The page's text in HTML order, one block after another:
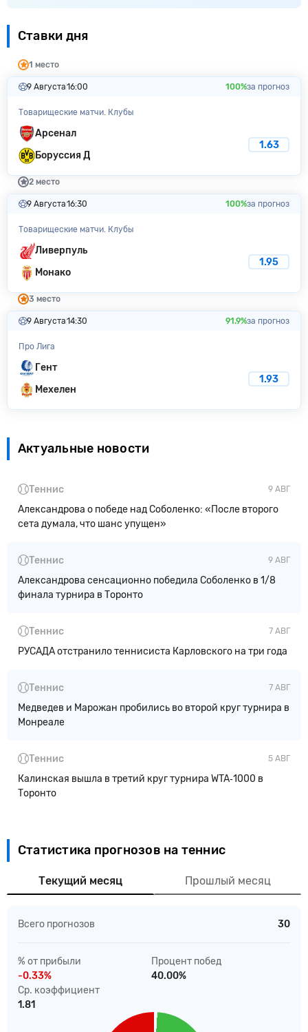
Ставки дня
1 место
9 Августа16:00 100%за прогноз
Товарищеские матчи. Клубы
Арсенал
Боруссия Д
1.63
2 место
9 Августа16:30 100%за прогноз
Товарищеские матчи. Клубы
Ливерпуль
Монако
1.95
3 место
9 Августа14:30 91.9%за прогноз
Про Лига
Гент
Мехелен
1.93
Актуальные новости
9 АВГ
Теннис
Александрова о победе над Соболенко: «После второго
сета думала, что шанс упущен»
9 АВГ
Теннис
Александрова сенсационно победила Соболенко в 1/8
финала турнира в Торонто
7 АВГ
Теннис
РУСАДА отстранило теннисиста Карловского на три года
7 АВГ
Теннис
Медведев и Марожан пробились во второй круг турнира в
Монреале
5 АВГ
Теннис
Калинская вышла в третий круг турнира WTA‑1000 в
Торонто
Статистика прогнозов на теннис
Текущий месяц Прошлый месяц
Всего прогнозов 30
% от прибыли
-0.33%
Процент побед
40.00%
Ср. коэффициент
1.81